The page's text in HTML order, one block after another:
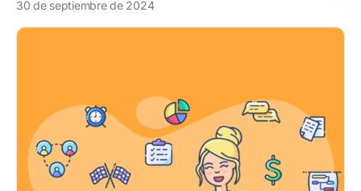
30 de septiembre de 2024